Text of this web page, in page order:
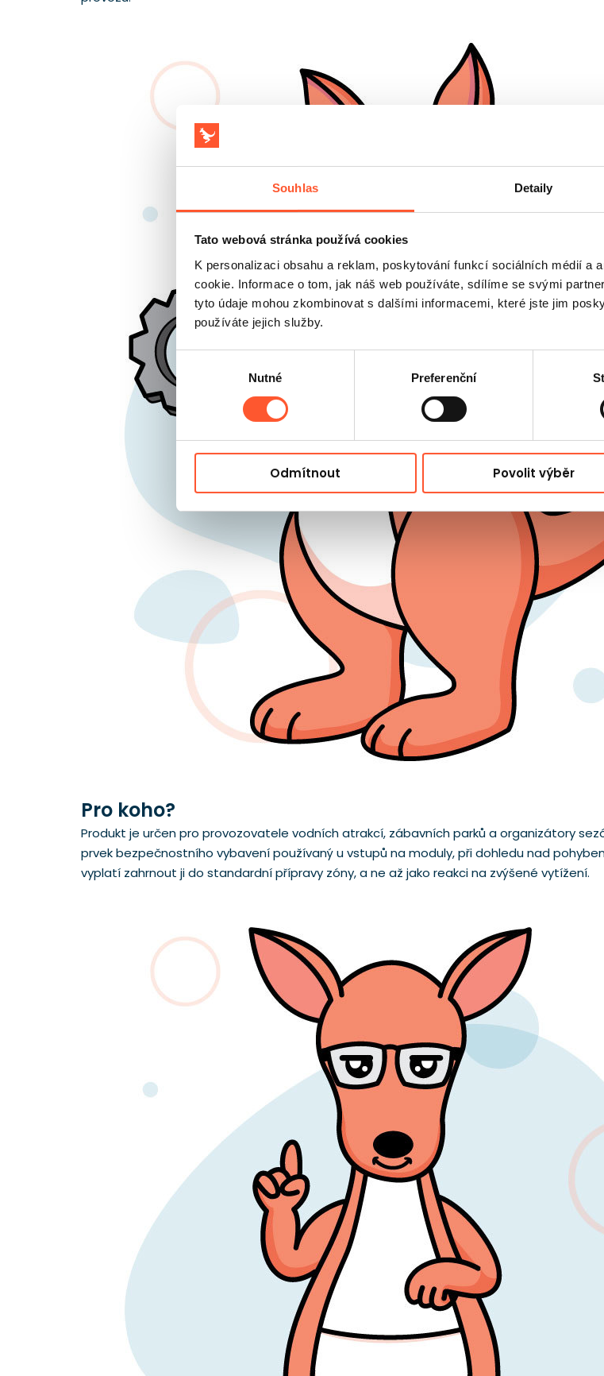
Souhlas Detaily
Tato webová stránka používá cookies
K personalizaci obsahu a reklam, poskytování funkcí sociálních médií a
cookie. Informace o tom, jak náš web používáte, sdílíme se svými
tyto údaje mohou zkombinovat s dalšími informacemi, které jste jim
používáte jejich služby.
souhlasu
Nutné Preferenční
Odmítnout Povolit výběr
Pro koho?
Produkt je určen pro provozovatele vodních atrakcí, zábavních parků a organizátory
prvek bezpečnostního vybavení používaný u vstupů na moduly, při dohledu nad
vyplatí zahrnout ji do standardní přípravy zóny, a ne až jako reakci na zvýšené vytížení.